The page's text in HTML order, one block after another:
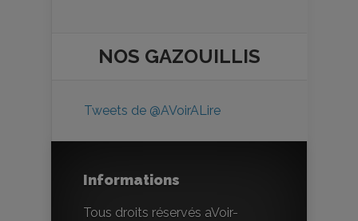
NOS GAZOUILLIS
Tweets de @AVoirALire
Informations
Tous droits réservés aVoir-